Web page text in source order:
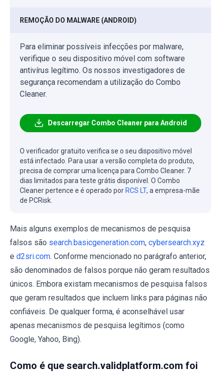
REMOÇÃO DO MALWARE (ANDROID)
Para eliminar possíveis infecções por malware,
verifique o seu dispositivo móvel com software
antivírus legítimo. Os nossos investigadores de
segurança recomendam a utilização do Combo
Cleaner.
Descarregar Combo Cleaner para Android
O verificador gratuito verifica se o seu dispositivo móvel
está infectado. Para usar a versão completa do produto,
precisa de comprar uma licença para Combo Cleaner. 7
dias limitados para teste grátis disponível. O Combo
Cleaner pertence e é operado por RCS LT, a empresa-mãe
de PCRisk.
Mais alguns exemplos de mecanismos de pesquisa
falsos são search.basicgeneration.com, cybersearch.xyz
e d2sri.com. Conforme mencionado no parágrafo anterior,
são denominados de falsos porque não geram resultados
únicos. Embora existam mecanismos de pesquisa falsos
que geram resultados que incluem links para páginas não
confiáveis. De qualquer forma, é aconselhável usar
apenas mecanismos de pesquisa legítimos (como
Google, Yahoo, Bing).
Como é que search.validplatform.com foi